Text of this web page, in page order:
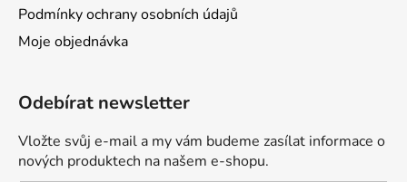
Podmínky ochrany osobních údajů
Moje objednávka
Odebírat newsletter
Vložte svůj e-mail a my vám budeme zasílat informace o
nových produktech na našem e-shopu.